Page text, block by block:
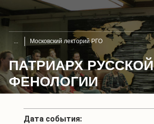
Московский лекторий РГО
ПАТРИАРХ РУССКОЙ
ФЕНОЛОГИИ
Дата события: